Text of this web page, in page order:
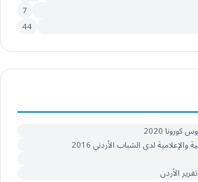
7
44
2020
لدى الشباب الأردني 2016